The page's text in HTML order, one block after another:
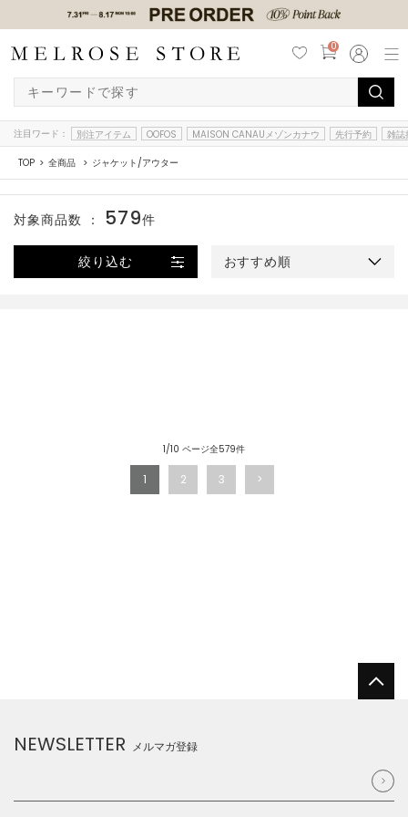
0
注目ワード： 別注アイテム OOFOS MAISON CANAUメゾンカナウ 先行予約 雑誌
TOP 全商品 ジャケット/アウター
絞り込む おすすめ順
対象商品数 ： 579件
1/10 ページ全579件
1 2 3
NEWSLETTER メルマガ登録